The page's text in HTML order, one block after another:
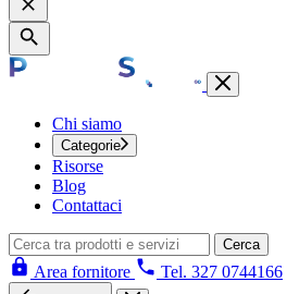
Chi siamo
Categorie
Risorse
Blog
Contattaci
Cerca
Area fornitore Tel. 327 0744166